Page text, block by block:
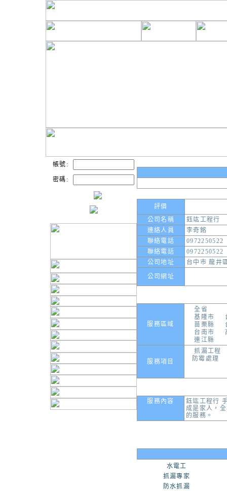
帳號:
密碼:
評價
公司名稱
鈺竑工程行
連絡人員
李奇銘
聯絡電話
0972250522
聯絡電話
0972250522
公司地址
台中市 龍井
公司網址
服務區域
全省
基隆市
苗栗縣
台南市
連江縣
服務項目
抓漏工程
防霉處理
服務內容
鈺竑工程行
成是家人，
的服務。
水電工
抓漏專家
防水抓漏